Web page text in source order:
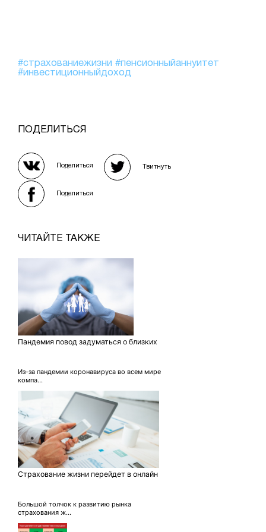
#страхованиежизни #пенсионныйаннуитет
#инвестиционныйдоход
ПОДЕЛИТЬСЯ
Поделиться Твитнуть
Поделиться
ЧИТАЙТЕ ТАКЖЕ
Пандемия повод задуматься о близких
Из-за пандемии коронавируса во всем мире
компа...
Страхование жизни перейдет в онлайн
Большой толчок к развитию рынка
страхования ж...